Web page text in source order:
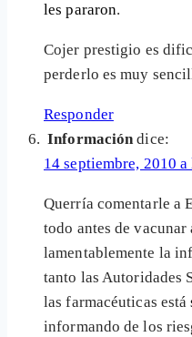
les pararon.
Cojer prestigio es
perderlo es muy
Responder
Información dice:
14 septiembre, 2010 a
Querría comentarle a
todo antes de
lamentablemente la
tanto las Autoridades
las farmacéuticas está
informando de los